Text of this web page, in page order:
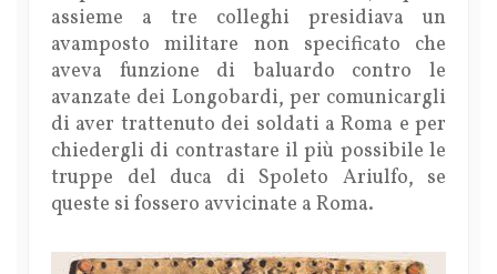
assieme a tre colleghi presidiava un
avamposto militare non specificato che
aveva funzione di baluardo contro le
avanzate dei Longobardi, per comunicargli
di aver trattenuto dei soldati a Roma e per
chiedergli di contrastare il più possibile le
truppe del duca di Spoleto Ariulfo, se
queste si fossero avvicinate a Roma.